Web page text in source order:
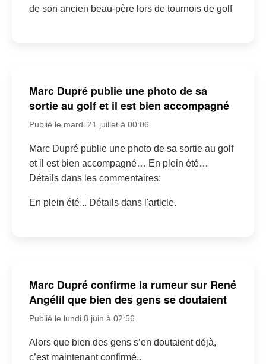
de son ancien beau-père lors de tournois de golf
Marc Dupré publie une photo de sa
sortie au golf et il est bien accompagné
Publié le mardi 21 juillet à 00:06
Marc Dupré publie une photo de sa sortie au golf
et il est bien accompagné… En plein été…
Détails dans les commentaires:
En plein été... Détails dans l'article.
Marc Dupré confirme la rumeur sur René
Angélil que bien des gens se doutaient
Publié le lundi 8 juin à 02:56
Alors que bien des gens s’en doutaient déjà,
c’est maintenant confirmé..